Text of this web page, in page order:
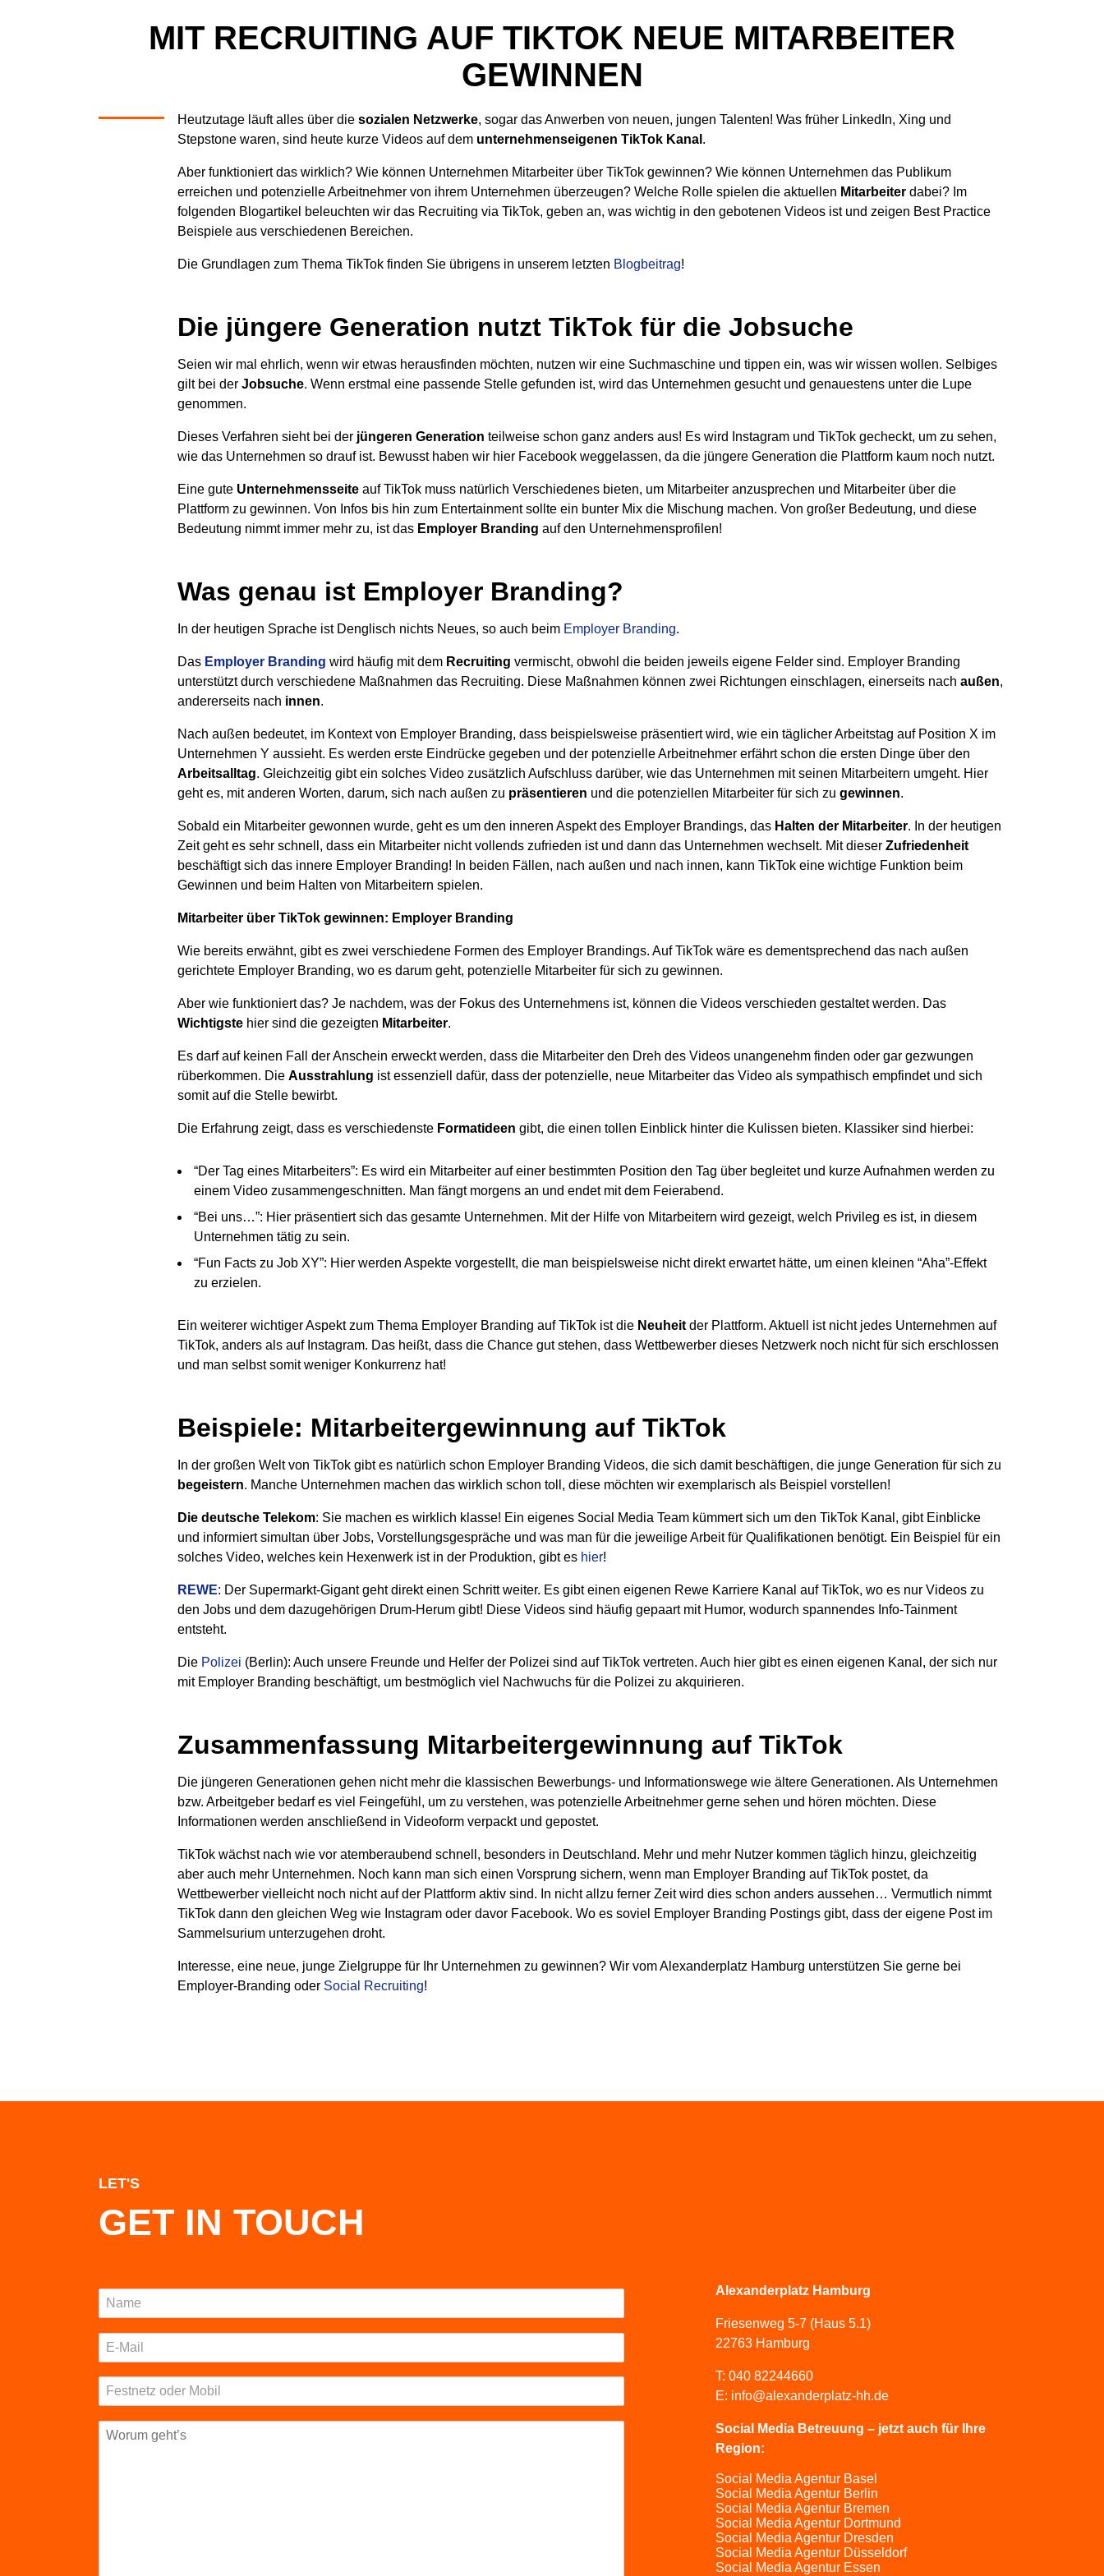
MIT RECRUITING AUF TIKTOK NEUE MITARBEITER
GEWINNEN
Heutzutage läuft alles über die sozialen Netzwerke, sogar das Anwerben von neuen, jungen Talenten! Was früher LinkedIn, Xing und
Stepstone waren, sind heute kurze Videos auf dem unternehmenseigenen TikTok Kanal .
Aber funktioniert das wirklich? Wie können Unternehmen Mitarbeiter über TikTok gewinnen? Wie können Unternehmen das Publikum
erreichen und potenzielle Arbeitnehmer von ihrem Unternehmen überzeugen? Welche Rolle spielen die aktuellen Mitarbeiter dabei? Im
folgenden Blogartikel beleuchten wir das Recruiting via TikTok, geben an, was wichtig in den gebotenen Videos ist und zeigen Best Practice
Beispiele aus verschiedenen Bereichen.
Die Grundlagen zum Thema TikTok finden Sie übrigens in unserem letzten Blogbeitrag!
Die jüngere Generation nutzt TikTok für die Jobsuche
Seien wir mal ehrlich, wenn wir etwas herausfinden möchten, nutzen wir eine Suchmaschine und tippen ein, was wir wissen wollen. Selbiges
gilt bei der Jobsuche. Wenn erstmal eine passende Stelle gefunden ist, wird das Unternehmen gesucht und genauestens unter die Lupe
genommen.
Dieses Verfahren sieht bei der jüngeren Generation teilweise schon ganz anders aus! Es wird Instagram und TikTok gecheckt, um zu sehen,
wie das Unternehmen so drauf ist. Bewusst haben wir hier Facebook weggelassen, da die jüngere Generation die Plattform kaum noch nutzt.
Eine gute Unternehmensseite auf TikTok muss natürlich Verschiedenes bieten, um Mitarbeiter anzusprechen und Mitarbeiter über die
Plattform zu gewinnen. Von Infos bis hin zum Entertainment sollte ein bunter Mix die Mischung machen. Von großer Bedeutung, und diese
Bedeutung nimmt immer mehr zu, ist das Employer Branding auf den Unternehmensprofilen!
Was genau ist Employer Branding?
In der heutigen Sprache ist Denglisch nichts Neues, so auch beim Employer Branding.
Das Employer Branding wird häufig mit dem Recruiting vermischt, obwohl die beiden jeweils eigene Felder sind. Employer Branding
unterstützt durch verschiedene Maßnahmen das Recruiting. Diese Maßnahmen können zwei Richtungen einschlagen, einerseits nach außen,
andererseits nach innen.
Nach außen bedeutet, im Kontext von Employer Branding, dass beispielsweise präsentiert wird, wie ein täglicher Arbeitstag auf Position X im
Unternehmen Y aussieht. Es werden erste Eindrücke gegeben und der potenzielle Arbeitnehmer erfährt schon die ersten Dinge über den
Arbeitsalltag. Gleichzeitig gibt ein solches Video zusätzlich Aufschluss darüber, wie das Unternehmen mit seinen Mitarbeitern umgeht. Hier
geht es, mit anderen Worten, darum, sich nach außen zu präsentieren und die potenziellen Mitarbeiter für sich zu gewinnen.
Sobald ein Mitarbeiter gewonnen wurde, geht es um den inneren Aspekt des Employer Brandings, das Halten der Mitarbeiter. In der heutigen
Zeit geht es sehr schnell, dass ein Mitarbeiter nicht vollends zufrieden ist und dann das Unternehmen wechselt. Mit dieser Zufriedenheit
beschäftigt sich das innere Employer Branding! In beiden Fällen, nach außen und nach innen, kann TikTok eine wichtige Funktion beim
Gewinnen und beim Halten von Mitarbeitern spielen.
Mitarbeiter über TikTok gewinnen: Employer Branding
Wie bereits erwähnt, gibt es zwei verschiedene Formen des Employer Brandings. Auf TikTok wäre es dementsprechend das nach außen
gerichtete Employer Branding, wo es darum geht, potenzielle Mitarbeiter für sich zu gewinnen.
Aber wie funktioniert das? Je nachdem, was der Fokus des Unternehmens ist, können die Videos verschieden gestaltet werden. Das
Wichtigste hier sind die gezeigten Mitarbeiter.
Es darf auf keinen Fall der Anschein erweckt werden, dass die Mitarbeiter den Dreh des Videos unangenehm finden oder gar gezwungen
rüberkommen. Die Ausstrahlung ist essenziell dafür, dass der potenzielle, neue Mitarbeiter das Video als sympathisch empfindet und sich
somit auf die Stelle bewirbt.
Die Erfahrung zeigt, dass es verschiedenste Formatideen gibt, die einen tollen Einblick hinter die Kulissen bieten. Klassiker sind hierbei:
“Der Tag eines Mitarbeiters”: Es wird ein Mitarbeiter auf einer bestimmten Position den Tag über begleitet und kurze Aufnahmen werden zu
einem Video zusammengeschnitten. Man fängt morgens an und endet mit dem Feierabend.
“Bei uns…”: Hier präsentiert sich das gesamte Unternehmen. Mit der Hilfe von Mitarbeitern wird gezeigt, welch Privileg es ist, in diesem
Unternehmen tätig zu sein.
“Fun Facts zu Job XY”: Hier werden Aspekte vorgestellt, die man beispielsweise nicht direkt erwartet hätte, um einen kleinen “Aha”-Effekt
zu erzielen.
Ein weiterer wichtiger Aspekt zum Thema Employer Branding auf TikTok ist die Neuheit der Plattform. Aktuell ist nicht jedes Unternehmen auf
TikTok, anders als auf Instagram. Das heißt, dass die Chance gut stehen, dass Wettbewerber dieses Netzwerk noch nicht für sich erschlossen
und man selbst somit weniger Konkurrenz hat!
Beispiele: Mitarbeitergewinnung auf TikTok
In der großen Welt von TikTok gibt es natürlich schon Employer Branding Videos, die sich damit beschäftigen, die junge Generation für sich zu
begeistern. Manche Unternehmen machen das wirklich schon toll, diese möchten wir exemplarisch als Beispiel vorstellen!
Die deutsche Telekom: Sie machen es wirklich klasse! Ein eigenes Social Media Team kümmert sich um den TikTok Kanal, gibt Einblicke
und informiert simultan über Jobs, Vorstellungsgespräche und was man für die jeweilige Arbeit für Qualifikationen benötigt. Ein Beispiel für ein
solches Video, welches kein Hexenwerk ist in der Produktion, gibt es hier!
REWE: Der Supermarkt-Gigant geht direkt einen Schritt weiter. Es gibt einen eigenen Rewe Karriere Kanal auf TikTok, wo es nur Videos zu
den Jobs und dem dazugehörigen Drum-Herum gibt! Diese Videos sind häufig gepaart mit Humor, wodurch spannendes Info-Tainment
entsteht.
Die Polizei (Berlin): Auch unsere Freunde und Helfer der Polizei sind auf TikTok vertreten. Auch hier gibt es einen eigenen Kanal, der sich nur
mit Employer Branding beschäftigt, um bestmöglich viel Nachwuchs für die Polizei zu akquirieren.
Zusammenfassung Mitarbeitergewinnung auf TikTok
Die jüngeren Generationen gehen nicht mehr die klassischen Bewerbungs- und Informationswege wie ältere Generationen. Als Unternehmen
bzw. Arbeitgeber bedarf es viel Feingefühl, um zu verstehen, was potenzielle Arbeitnehmer gerne sehen und hören möchten. Diese
Informationen werden anschließend in Videoform verpackt und gepostet.
TikTok wächst nach wie vor atemberaubend schnell, besonders in Deutschland. Mehr und mehr Nutzer kommen täglich hinzu, gleichzeitig
aber auch mehr Unternehmen. Noch kann man sich einen Vorsprung sichern, wenn man Employer Branding auf TikTok postet, da
Wettbewerber vielleicht noch nicht auf der Plattform aktiv sind. In nicht allzu ferner Zeit wird dies schon anders aussehen… Vermutlich nimmt
TikTok dann den gleichen Weg wie Instagram oder davor Facebook. Wo es soviel Employer Branding Postings gibt, dass der eigene Post im
Sammelsurium unterzugehen droht.
Interesse, eine neue, junge Zielgruppe für Ihr Unternehmen zu gewinnen? Wir vom Alexanderplatz Hamburg unterstützen Sie gerne bei
Employer-Branding oder Social Recruiting!
LET'S
GET IN TOUCH
Alexanderplatz Hamburg
Friesenweg 5-7 (Haus 5.1)
22763 Hamburg
T: 040 82244660
E: info@alexanderplatz-hh.de
Social Media Betreuung – jetzt auch für Ihre
Region:
Social Media Agentur Basel
Social Media Agentur Berlin
Social Media Agentur Bremen
Social Media Agentur Dortmund
Social Media Agentur Dresden
Social Media Agentur Düsseldorf
Social Media Agentur Essen